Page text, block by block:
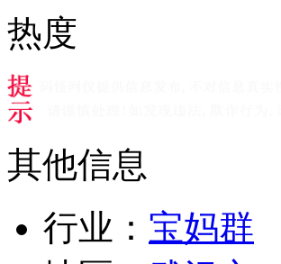
热度
其他信息
行业： 宝妈群